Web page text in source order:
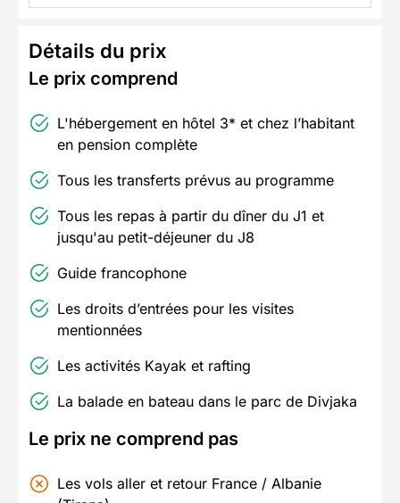
Détails du prix
Le prix comprend
L'hébergement en hôtel 3* et chez l’habitant
en pension complète
Tous les transferts prévus au programme
Tous les repas à partir du dîner du J1 et
jusqu'au petit-déjeuner du J8
Guide francophone
Les droits d’entrées pour les visites
mentionnées
Les activités Kayak et rafting
La balade en bateau dans le parc de Divjaka
Le prix ne comprend pas
Les vols aller et retour France / Albanie